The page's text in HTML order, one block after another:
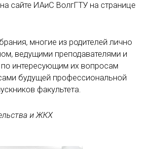
сайте ИАиС ВолгГТУ на странице
многие из родителей лично
ведущими преподавателями и
по интересующим их вопросам
будущей профессиональной
факультета.
и ЖКХ